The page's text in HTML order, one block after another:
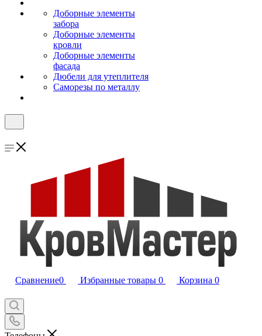
Доборные элементы
забора
Доборные элементы
кровли
Доборные элементы
фасада
Дюбели для утеплителя
Саморезы по металлу
Сравнение0 Избранные товары 0 Корзина 0